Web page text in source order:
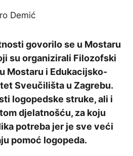
Demić
govorilo se u Mostaru
su organizirali Filozofski
Mostaru i Edukacijsko-
Sveučilišta u Zagrebu.
logopedske struke, ali i
djelatnošću, za koju
potreba jer je sve veći
pomoć logopeda.